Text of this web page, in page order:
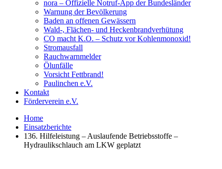
nora – Offizielle Notruf-App der Bundesländer
Warnung der Bevölkerung
Baden an offenen Gewässern
Wald-, Flächen- und Heckenbrandverhütung
CO macht K.O. – Schutz vor Kohlenmonoxid!
Stromausfall
Rauchwarnmelder
Ölunfälle
Vorsicht Fettbrand!
Paulinchen e.V.
Kontakt
Förderverein e.V.
Home
Einsatzberichte
136. Hilfeleistung – Auslaufende Betriebsstoffe –
Hydraulikschlauch am LKW geplatzt